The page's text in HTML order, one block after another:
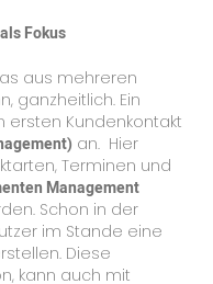
Fokus
aus mehreren
ganzheitlich. Ein
ersten Kundenkontakt
an. Hier
Terminen und
Management
Schon in der
im Stande eine
Diese
kann auch mit